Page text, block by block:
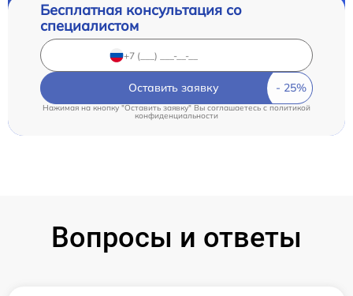
Бесплатная консультация со
специалистом
Оставить заявку
Нажимая на кнопку "Оставить заявку" Вы соглашаетесь c политикой
конфиденциальности
Вопросы и ответы